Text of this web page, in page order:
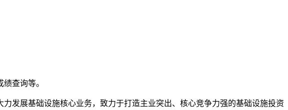
查询等。
发展基础设施核心业务，致力于打造主业突出、核心竞争力强的基础设施投资